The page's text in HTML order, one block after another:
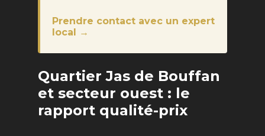
Prendre contact avec un expert
local →
Quartier Jas de Bouffan
et secteur ouest : le
rapport qualité-prix